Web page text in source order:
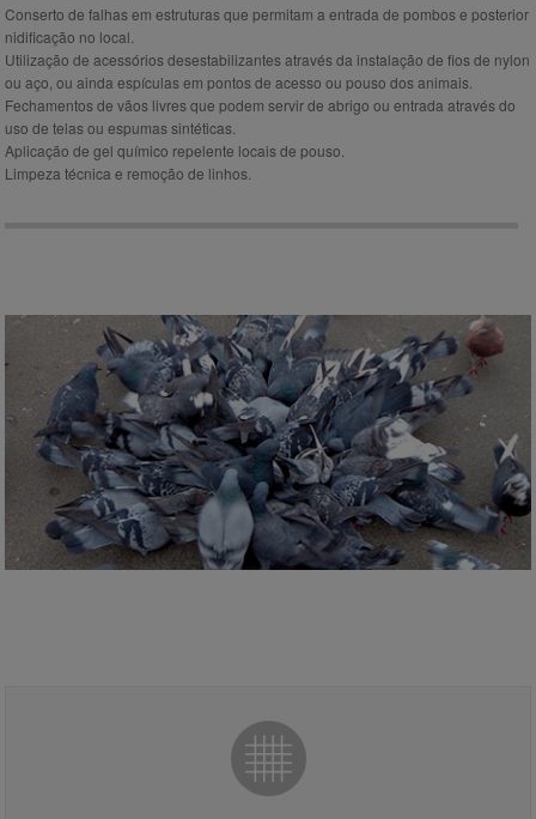
Conserto de falhas em estruturas que permitam a entrada de pombos e posterior
nidificação no local.
Utilização de acessórios desestabilizantes através da instalação de fios de nylon
ou aço, ou ainda espículas em pontos de acesso ou pouso dos animais.
Fechamentos de vãos livres que podem servir de abrigo ou entrada através do
uso de telas ou espumas sintéticas.
Aplicação de gel químico repelente locais de pouso.
Limpeza técnica e remoção de linhos.